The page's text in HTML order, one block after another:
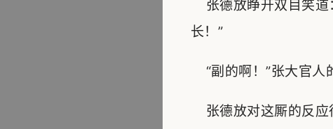
张德放睁开双目笑道
长！”
“副的啊！”张大官人
张德放对这厮的反应